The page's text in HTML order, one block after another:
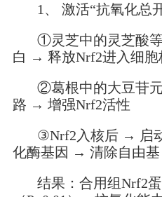
1、 激活“抗氧化
①灵芝中的灵芝酸
白 → 释放Nrf2进入细胞
②葛根中的大豆苷
路 → 增强Nrf2活性
③Nrf2入核后 → 启
化酶基因 → 清除自由基
结果：合用组Nrf2